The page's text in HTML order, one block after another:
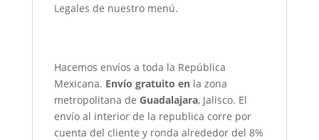
Legales de nuestro menú.
Hacemos envíos a toda la República
Mexicana. Envío gratuito enla zona
metropolitana de Guadalajara, Jalisco. El
envío al interior de la republica corre por
cuenta del cliente y ronda alrededor del 8%